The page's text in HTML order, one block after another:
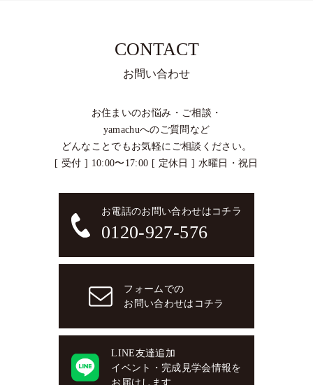
CONTACT
お問い合わせ
お住まいのお悩み・ご相談・
yamachuへのご質問など
どんなことでもお気軽にご相談ください。
[ 受付 ] 10:00〜17:00 [ 定休日 ] 水曜日・祝日
お電話のお問い合わせはコチラ
0120-927-576
フォームでの
お問い合わせはコチラ
LINE友達追加
イベント・完成見学会情報を
お届けします